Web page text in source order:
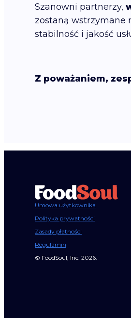
Szanowni partnerzy,
zostaną wstrzymane
stabilność i jakość
Z poważaniem,
Umowa użytkownika
Polityka prywatności
Zasady płatności
Regulamin
© FoodSoul, Inc. 2026.